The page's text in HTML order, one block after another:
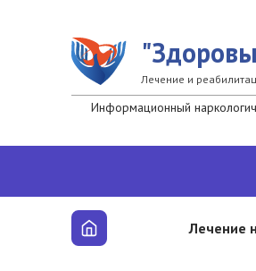
Лечение и
Информационный
Лечение